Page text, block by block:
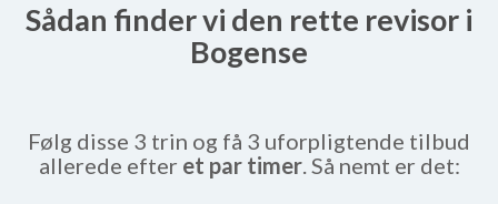
Sådan finder vi den rette revisor i
Bogense
Følg disse 3 trin og få 3 uforpligtende tilbud
allerede efter et par timer. Så nemt er det: